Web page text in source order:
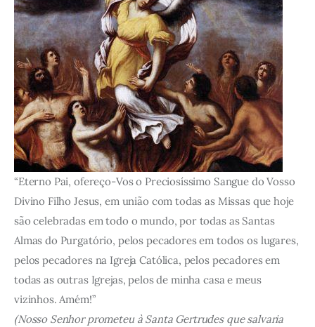
“Eterno Pai, ofereço-Vos o Preciosíssimo Sangue do Vosso
Divino Filho Jesus, em união com todas as Missas que hoje
são celebradas em todo o mundo, por todas as Santas
Almas do Purgatório, pelos pecadores em todos os lugares,
pelos pecadores na Igreja Católica, pelos pecadores em
todas as outras Igrejas, pelos de minha casa e meus
vizinhos. Amém!”
(Nosso Senhor prometeu à Santa Gertrudes que salvaria